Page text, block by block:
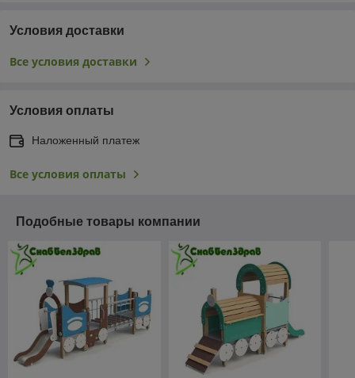
Условия доставки
Все условия доставки
Условия оплаты
Наложенный платеж
Все условия оплаты
Подобные товары компании